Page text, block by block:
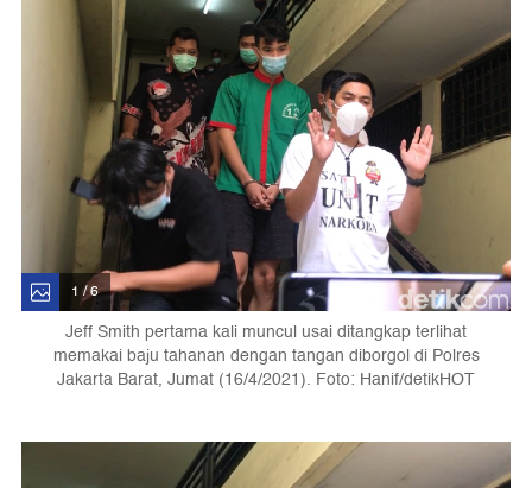
1 / 6
Jeff Smith pertama kali muncul usai ditangkap terlihat
memakai baju tahanan dengan tangan diborgol di Polres
Jakarta Barat, Jumat (16/4/2021). Foto: Hanif/detikHOT